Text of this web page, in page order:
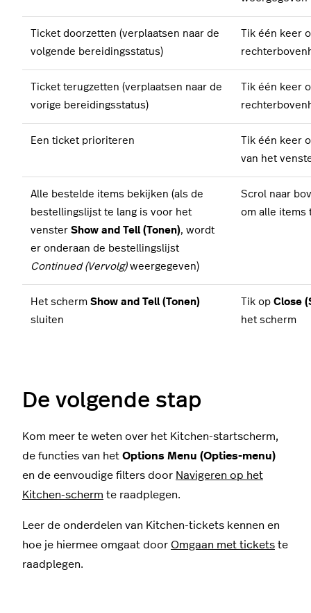
Ticket doorzetten (verplaatsen naar de
volgende bereidingsstatus)
Tik één keer
Ticket terugzetten (verplaatsen naar de
vorige bereidingsstatus)
Tik één keer
Een ticket prioriteren
Tik één keer
van het
Alle bestelde items bekijken (als de
bestellingslijst te lang is voor het
venster Show and Tell (Tonen), wordt
er onderaan de bestellingslijst
Continued (Vervolg)weergegeven)
Scrol naar
om alle items
Het scherm Show and Tell (Tonen)
sluiten
Tik op Close
het scherm
De volgende stap
Kom meer te weten over het Kitchen-startscherm,
de functies van het Options Menu (Opties-menu)
en de eenvoudige filters door Navigeren op het
Kitchen-scherm te raadplegen.
Leer de onderdelen van Kitchen-tickets kennen en
hoe je hiermee omgaat door Omgaan met tickets te
raadplegen.